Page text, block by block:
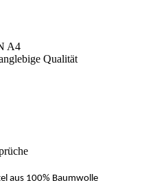
A4
Qualität
aus 100% Baumwolle